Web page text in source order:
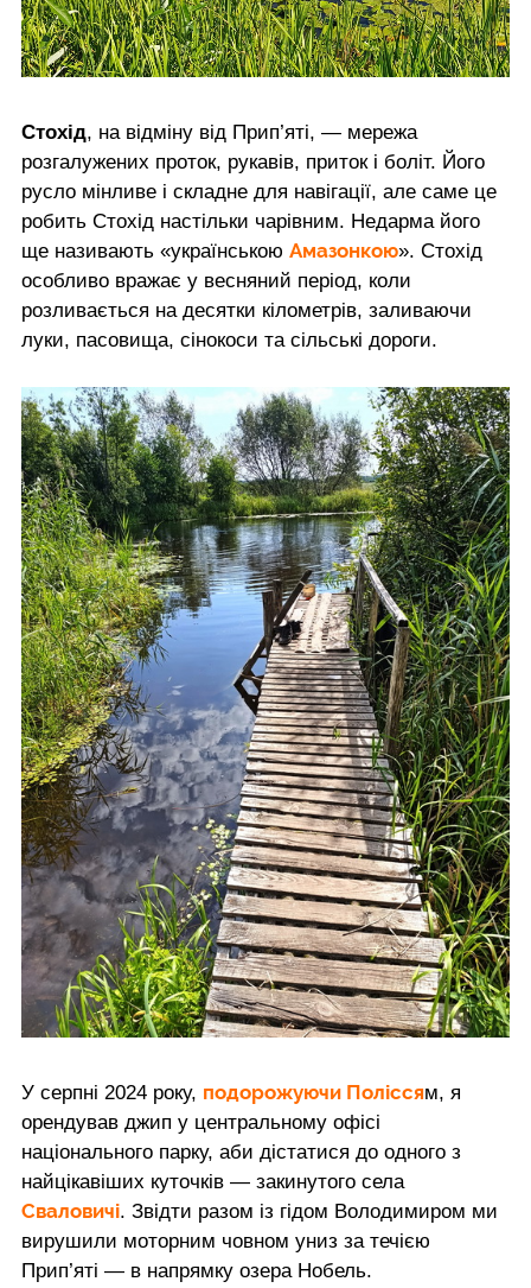
Стохід, на відміну від Прип’яті, — мережа
розгалужених проток, рукавів, приток і боліт. Його
русло мінливе і складне для навігації, але саме це
робить Стохід настільки чарівним. Недарма його
ще називають «українською Амазонкою». Стохід
особливо вражає у весняний період, коли
розливається на десятки кілометрів, заливаючи
луки, пасовища, сінокоси та сільські дороги.
У серпні 2024 року, подорожуючи Поліссям, я
орендував джип у центральному офісі
національного парку, аби дістатися до одного з
найцікавіших куточків — закинутого села
Сваловичі. Звідти разом із гідом Володимиром ми
вирушили моторним човном униз за течією
Прип’яті — в напрямку озера Нобель.